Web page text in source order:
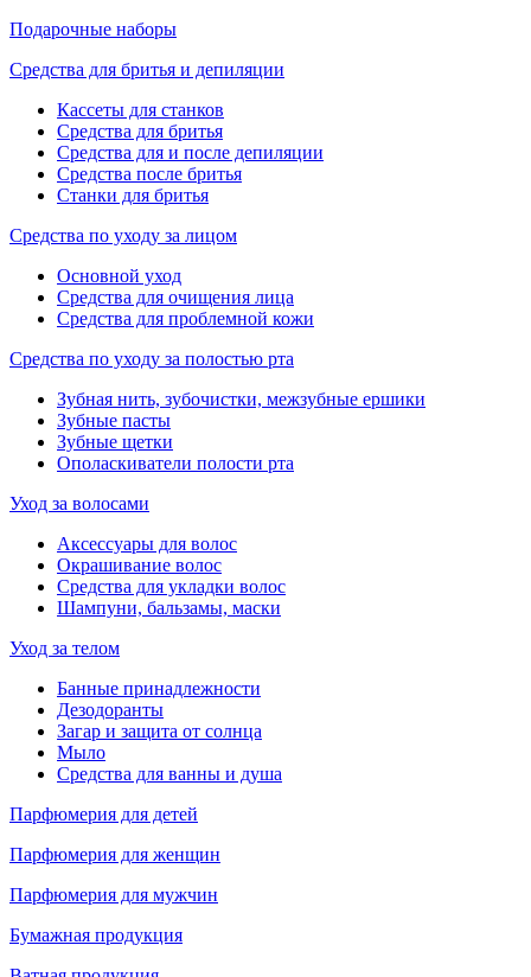
Подарочные наборы
Средства для бритья и депиляции
Кассеты для станков
Средства для бритья
Средства для и после депиляции
Средства после бритья
Станки для бритья
Средства по уходу за лицом
Основной уход
Средства для очищения лица
Средства для проблемной кожи
Средства по уходу за полостью рта
Зубная нить, зубочистки, межзубные ершики
Зубные пасты
Зубные щетки
Ополаскиватели полости рта
Уход за волосами
Аксессуары для волос
Окрашивание волос
Средства для укладки волос
Шампуни, бальзамы, маски
Уход за телом
Банные принадлежности
Дезодоранты
Загар и защита от солнца
Мыло
Средства для ванны и душа
Парфюмерия для детей
Парфюмерия для женщин
Парфюмерия для мужчин
Бумажная продукция